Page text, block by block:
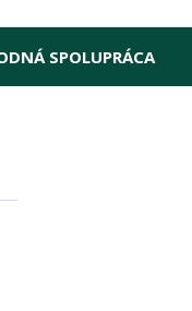
SPOLUPRÁCA